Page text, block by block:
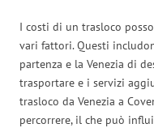
I costi di un trasloco
vari fattori. Questi
partenza e la Venezia di
trasportare e i servizi
trasloco da Venezia a
percorrere, il che può